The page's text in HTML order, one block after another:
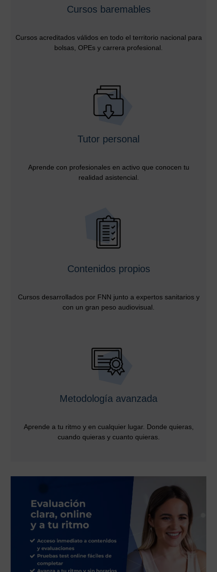
Cursos baremables
Cursos acreditados válidos en todo el territorio nacional para
bolsas, OPEs y carrera profesional.
Tutor personal
Aprende con profesionales en activo que conocen tu
realidad asistencial.
Contenidos propios
Cursos desarrollados por FNN junto a expertos sanitarios y
con un gran peso audiovisual.
Metodología avanzada
Aprende a tu ritmo y en cualquier lugar. Donde quieras,
cuando quieras y cuanto quieras.